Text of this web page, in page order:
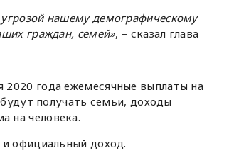
нашему демографическому
граждан, семей», – сказал глава
года ежемесячные выплаты на
получать семьи, доходы
на человека.
официальный доход.